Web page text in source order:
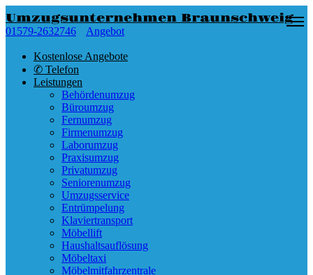
Umzugsunternehmen Braunschweig
01579-2632746 Angebot
Kostenlose Angebote
✆ Telefon
Leistungen
Behördenumzug
Büroumzug
Fernumzug
Firmenumzug
Laborumzug
Praxisumzug
Privatumzug
Seniorenumzug
Umzugsservice
Entrümpelung
Klaviertransport
Möbellift
Haushaltsauflösung
Möbeltaxi
Möbelmitfahrzentrale